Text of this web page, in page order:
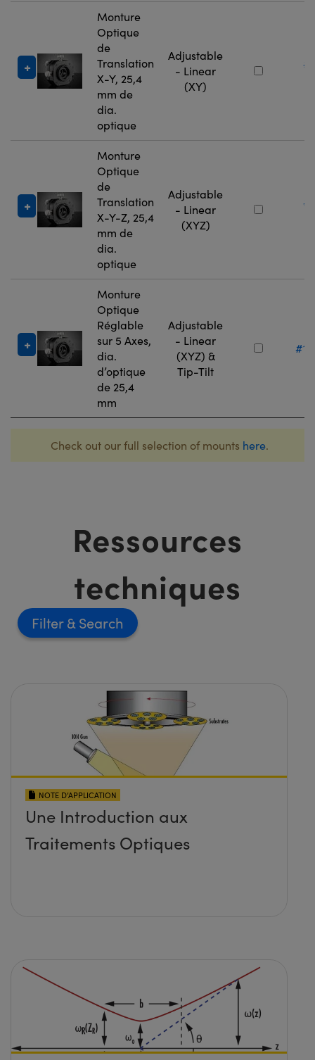
Monture
Optique
de
Translation
X-Y, 25,4
mm de
dia.
optique
Adjustable
- Linear
(XY)
Monture
Optique
de
Translation
X-Y-Z, 25,4
mm de
dia.
optique
Adjustable
- Linear
(XYZ)
Monture
Optique
Réglable
sur 5 Axes,
dia.
d’optique
de 25,4
mm
Adjustable
- Linear
(XYZ) &
Tip-Tilt
Check out our full selection of mounts here.
Ressources
techniques
Filter
NOTE D’APPLICATION
Une Introduction aux
Traitements Optiques